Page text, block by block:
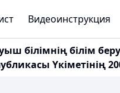
Видеоинструкция
білімнің білім